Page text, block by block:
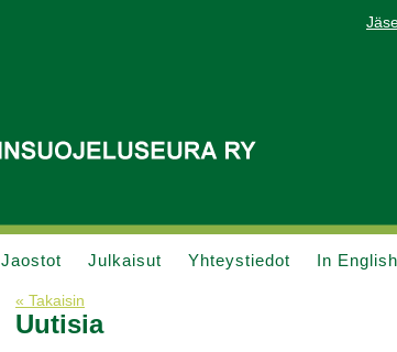
Jaostot Julkaisut Yhteystiedot In English
« Takaisin
Uutisia